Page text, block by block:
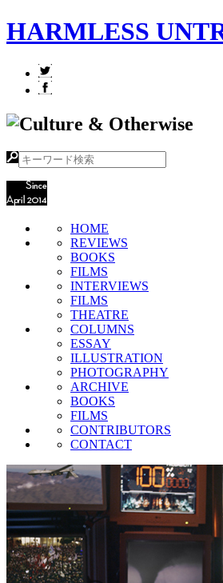
HARMLESS
HOME
REVIEWS
BOOKS
FILMS
INTERVIEWS
FILMS
THEATRE
COLUMNS
ESSAY
ILLUSTRATION
PHOTOGRAPHY
ARCHIVE
BOOKS
FILMS
CONTRIBUTORS
CONTACT